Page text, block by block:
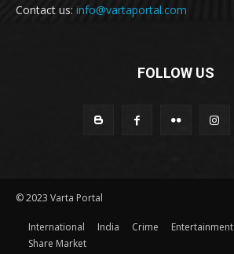
Contact us: info@vartaportal.com
FOLLOW US
© 2023 Varta Portal
International India Crime Entertainment
Share Market